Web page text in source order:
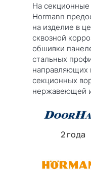
На секционные
Hormann
на изделие в
сквозной
обшивки
стальных
направляющих
секционных
нержавеющей
2 года